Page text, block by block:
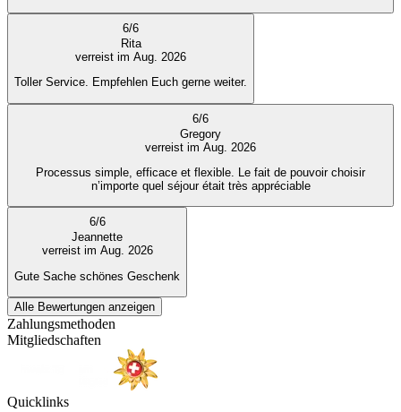
6/6
Rita
verreist im Aug. 2026
Toller Service. Empfehlen Euch gerne weiter.
6/6
Gregory
verreist im Aug. 2026
Processus simple, efficace et flexible. Le fait de pouvoir choisir
n’importe quel séjour était très appréciable
6/6
Jeannette
verreist im Aug. 2026
Gute Sache schönes Geschenk
Alle Bewertungen anzeigen
Zahlungsmethoden
Mitgliedschaften
Quicklinks